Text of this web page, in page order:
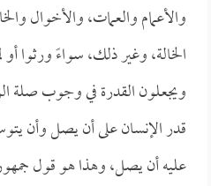
والأعمام والعمات، والأخوال
الخالة، وغير ذلك، سواءً ورثوا أو
ويجعلون القدرة في وجوب صلة
قدر الإنسان على أن يصل وأن
عليه أن يصل، وهذا هو قول